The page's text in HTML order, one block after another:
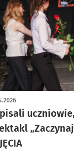
z galerią zdjęć